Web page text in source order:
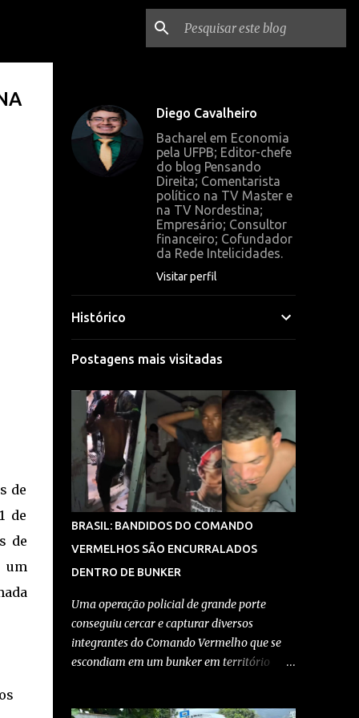
de
de
de
um
Diego Cavalheiro
Bacharel em Economia
pela UFPB; Editor-chefe
do blog Pensando
Direita; Comentarista
político na TV Master e
na TV Nordestina;
Empresário; Consultor
financeiro; Cofundador
da Rede Intelicidades.
Visitar perfil
Histórico
Postagens mais visitadas
BRASIL: BANDIDOS DO COMANDO
VERMELHOS SÃO ENCURRALADOS
DENTRO DE BUNKER
Uma operação policial de grande porte
conseguiu cercar e capturar diversos
integrantes do Comando Vermelho que se
escondiam em um bunker em território